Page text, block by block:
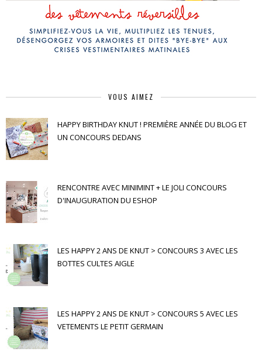
VOUS AIMEZ
HAPPY BIRTHDAY KNUT ! PREMIÈRE ANNÉE DU BLOG ET
UN CONCOURS DEDANS
RENCONTRE AVEC MINIMINT + LE JOLI CONCOURS
D'INAUGURATION DU ESHOP
LES HAPPY 2 ANS DE KNUT > CONCOURS 3 AVEC LES
BOTTES CULTES AIGLE
LES HAPPY 2 ANS DE KNUT > CONCOURS 5 AVEC LES
VETEMENTS LE PETIT GERMAIN